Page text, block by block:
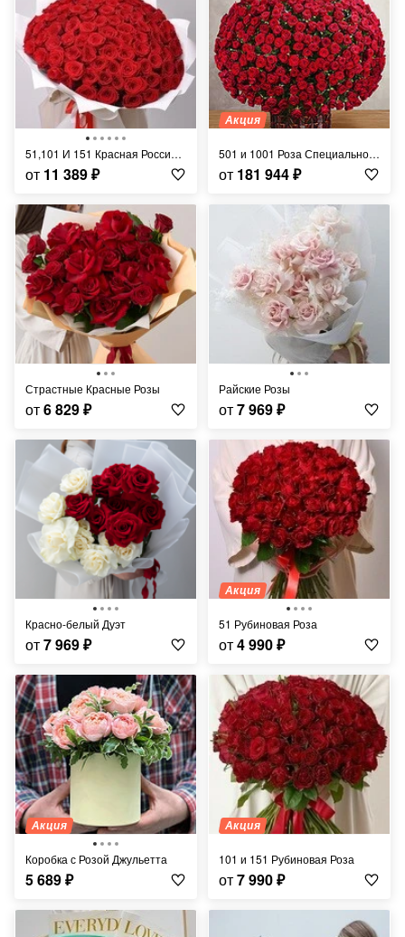
51,101 И 151 Красная Российская Роза
от 11 389₽
Акция
501 и 1001 Роза Специально под Заказ
от 181 944₽
Страстные Красные Розы
от6 829₽
Райские Розы
от7 969₽
Красно-белый Дуэт
от7 969₽
Акция
51 Рубиновая Роза
от4 990₽
Акция
Коробка с Розой Джульетта
5 689₽
Акция
101 и 151 Рубиновая Роза
от7 990₽